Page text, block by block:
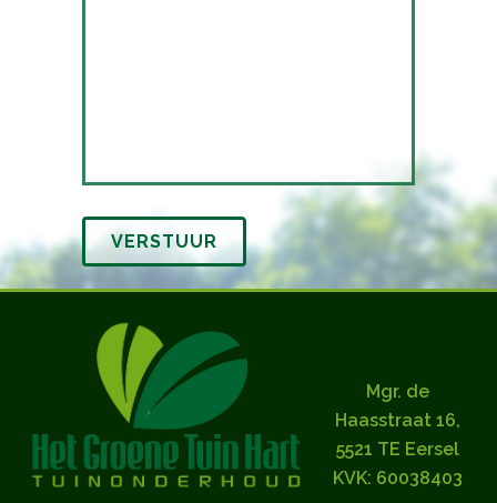
Mgr. de
Haasstraat 16,
5521 TE Eersel
KVK: 60038403